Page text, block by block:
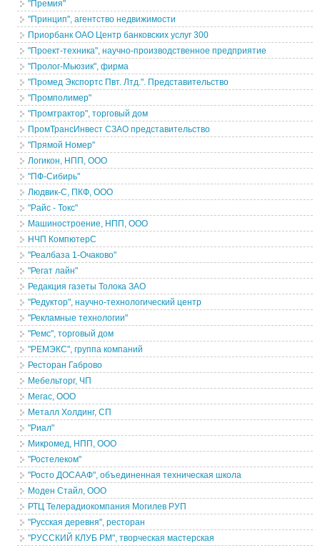
"Премия"
"Принцип", агентство недвижимости
Приорбанк ОАО Центр банковских услуг 300
"Проект-техника", научно-производственное предприятие
"Пролог-Мьюзик", фирма
"Промед Экспортс Пвт. Лтд.". Представительство
"Промполимер"
"Промтрактор", торговый дом
ПромТрансИнвест СЗАО представительство
"Прямой Номер"
Логикон, НПП, ООО
"ПФ-Сибирь"
Людвик-С, ПКФ, ООО
"Райс - Токс"
Машиностроение, НПП, ООО
НЧП КомпютерС
"Реалбаза 1-Очаково"
"Регат лайн"
Редакция газеты Толока ЗАО
"Редуктор", научно-технологический центр
"Рекламные технологии"
"Ремс", торговый дом
"РЕМЭКС", группа компаний
Ресторан Габрово
Мебельторг, ЧП
Мегас, ООО
Металл Холдинг, СП
"Риал"
Микромед, НПП, ООО
"Ростелеком"
"Росто ДОСААФ", объединенная техническая школа
Моден Стайл, ООО
РТЦ Телерадиокомпания Могилев РУП
"Русская деревня", ресторан
"РУССКИЙ КЛУБ РМ", творческая мастерская